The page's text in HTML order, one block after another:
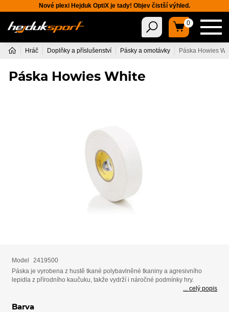
Nové plexi Hejduk OptiX je tady! Objev čistší výhled.
0
Hráč Doplňky a příslušenství Pásky a omotávky Páska Howies
Páska Howies White
Model
2419500
Páska je vyrobena z hustě tkané polybavlněné tkaniny a agresivního
lepidla z přírodního kaučuku, takže vydrží i náročné podmínky hry.
... celý popis
Barva